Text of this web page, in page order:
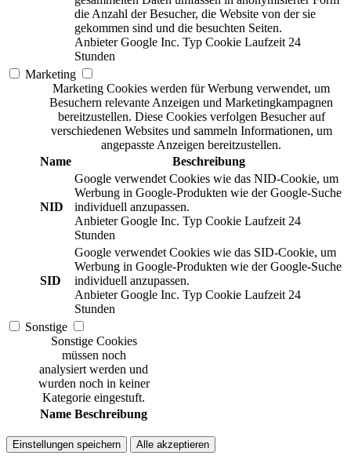
die Anzahl der Besucher, die Website von der sie
gekommen sind und die besuchten Seiten.
Anbieter Google Inc. Typ Cookie Laufzeit 24
Stunden
Marketing
Marketing Cookies werden für Werbung verwendet, um
Besuchern relevante Anzeigen und Marketingkampagnen
bereitzustellen. Diese Cookies verfolgen Besucher auf
verschiedenen Websites und sammeln Informationen, um
angepasste Anzeigen bereitzustellen.
Name
Beschreibung
NID
Google verwendet Cookies wie das NID-Cookie, um
Werbung in Google-Produkten wie der Google-Suche
individuell anzupassen.
Anbieter Google Inc. Typ Cookie Laufzeit 24
Stunden
SID
Google verwendet Cookies wie das SID-Cookie, um
Werbung in Google-Produkten wie der Google-Suche
individuell anzupassen.
Anbieter Google Inc. Typ Cookie Laufzeit 24
Stunden
Sonstige
Sonstige Cookies
müssen noch
analysiert werden und
wurden noch in keiner
Kategorie eingestuft.
Name Beschreibung
Einstellungen speichern Alle akzeptieren